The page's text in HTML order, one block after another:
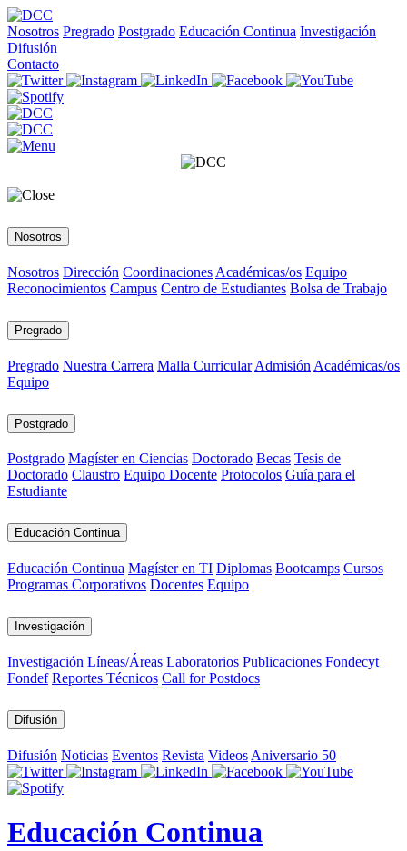
Nosotros Pregrado Postgrado Educación Continua Investigación
Difusión
Contacto
Nosotros
Nosotros Dirección Coordinaciones Académicas/os Equipo
Reconocimientos Campus Centro de Estudiantes Bolsa de Trabajo
Pregrado
Pregrado Nuestra Carrera Malla Curricular Admisión Académicas/os
Equipo
Postgrado
Postgrado Magíster en Ciencias Doctorado Becas Tesis de
Doctorado Claustro Equipo Docente Protocolos Guía para el
Estudiante
Educación Continua
Educación Continua Magíster en TI Diplomas Bootcamps Cursos
Programas Corporativos Docentes Equipo
Investigación
Investigación Líneas/Áreas Laboratorios Publicaciones Fondecyt
Fondef Reportes Técnicos Call for Postdocs
Difusión
Difusión Noticias Eventos Revista Videos Aniversario 50
Educación Continua